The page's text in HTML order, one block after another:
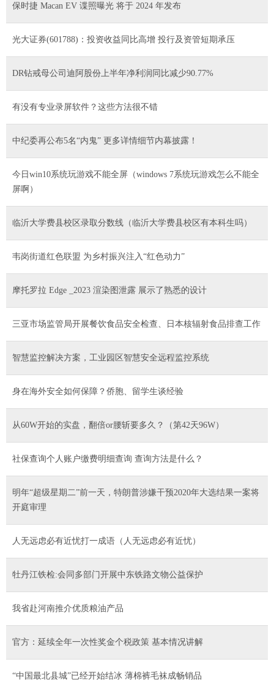
保时捷 Macan EV 谍照曝光 将于 2024 年发布
光大证券(601788)：投资收益同比高增 投行及资管短期承压
DR钻戒母公司迪阿股份上半年净利润同比减少90.77%
有没有专业录屏软件？这些方法很不错
中纪委再公布5名“内鬼” 更多详情细节内幕披露！
今日win10系统玩游戏不能全屏（windows 7系统玩游戏怎么不能全
屏啊）
临沂大学费县校区录取分数线（临沂大学费县校区有本科生吗）
韦岗街道红色联盟 为乡村振兴注入“红色动力”
摩托罗拉 Edge _2023 渲染图泄露 展示了熟悉的设计
三亚市场监管局开展餐饮食品安全检查、日本核辐射食品排查工作
智慧监控解决方案，工业园区智慧安全远程监控系统
身在海外安全如何保障？侨胞、留学生谈经验
从60W开始的实盘，翻倍or腰斩要多久？（第42天96W）
社保查询个人账户缴费明细查询 查询方法是什么？
明年“超级星期二”前一天，特朗普涉嫌干预2020年大选结果一案将
开庭审理
人无远虑必有近忧打一成语（人无远虑必有近忧）
牡丹江铁检:会同多部门开展中东铁路文物公益保护
我省赴河南推介优质粮油产品
官方：延续全年一次性奖金个税政策 基本情况讲解
“中国最北县城”已经开始结冰 薄棉裤毛袜成畅销品